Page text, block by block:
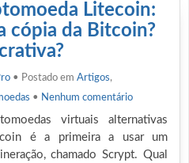
Litecoin:
cópia da Bitcoin?
• Postado em Artigos,
• Nenhum comentário
virtuais alternativas
é a primeira a usar um
chamado Scrypt. Qual